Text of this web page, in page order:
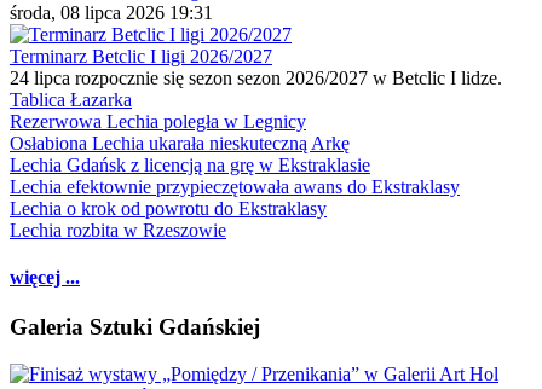
środa, 08 lipca 2026 19:31
Terminarz Betclic I ligi 2026/2027
24 lipca rozpocznie się sezon sezon 2026/2027 w Betclic I lidze.
Tablica Łazarka
Rezerwowa Lechia poległa w Legnicy
Osłabiona Lechia ukarała nieskuteczną Arkę
Lechia Gdańsk z licencją na grę w Ekstraklasie
Lechia efektownie przypieczętowała awans do Ekstraklasy
Lechia o krok od powrotu do Ekstraklasy
Lechia rozbita w Rzeszowie
więcej ...
Galeria Sztuki Gdańskiej